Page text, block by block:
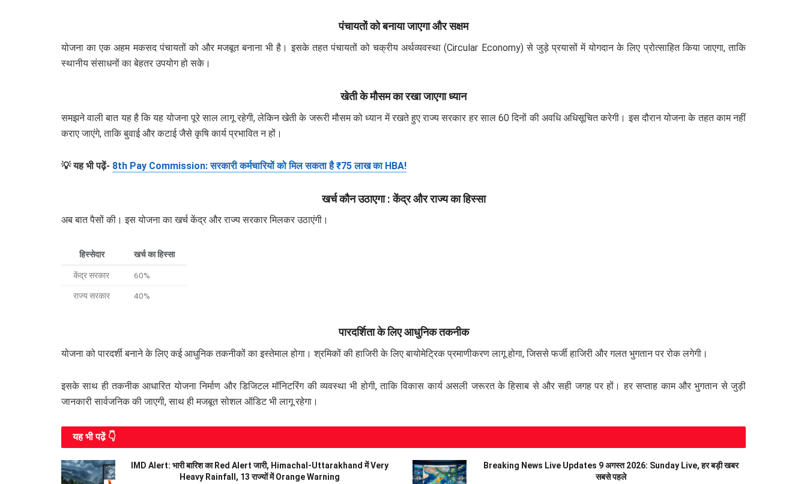
पंचायतों को बनाया जाएगा और सक्षम
योजना का एक अहम मकसद पंचायतों को और मजबूत बनाना भी है। इसके तहत पंचायतों को चक्रीय अर्थव्यवस्था (Circular Economy) से जुड़े प्रयासों में योगदान के लिए प्रोत्साहित किया जाएगा, ताकि
स्थानीय संसाधनों का बेहतर उपयोग हो सके।
खेती के मौसम का रखा जाएगा ध्यान
समझने वाली बात यह है कि यह योजना पूरे साल लागू रहेगी, लेकिन खेती के जरूरी मौसम को ध्यान में रखते हुए राज्य सरकार हर साल 60 दिनों की अवधि अधिसूचित करेगी। इस दौरान योजना के तहत काम नहीं
कराए जाएंगे, ताकि बुवाई और कटाई जैसे कृषि कार्य प्रभावित न हों।
💡 यह भी पढ़ें- 8th Pay Commission: सरकारी कर्मचारियों को मिल सकता है ₹75 लाख का HBA!
खर्च कौन उठाएगा : केंद्र और राज्य का हिस्सा
अब बात पैसों की। इस योजना का खर्च केंद्र और राज्य सरकार मिलकर उठाएंगी।
हिस्सेदार खर्च का हिस्सा
केंद्र सरकार 60%
राज्य सरकार 40%
पारदर्शिता के लिए आधुनिक तकनीक
योजना को पारदर्शी बनाने के लिए कई आधुनिक तकनीकों का इस्तेमाल होगा। श्रमिकों की हाजिरी के लिए बायोमेट्रिक प्रमाणीकरण लागू होगा, जिससे फर्जी हाजिरी और गलत भुगतान पर रोक लगेगी।
इसके साथ ही तकनीक आधारित योजना निर्माण और डिजिटल मॉनिटरिंग की व्यवस्था भी होगी, ताकि विकास कार्य असली जरूरत के हिसाब से और सही जगह पर हों। हर सप्ताह काम और भुगतान से जुड़ी
जानकारी सार्वजनिक की जाएगी, साथ ही मजबूत सोशल ऑडिट भी लागू रहेगा।
यह भी पढे़ं 👇
IMD Alert: भारी बारिश का Red Alert जारी, Himachal-Uttarakhand में Very
Heavy Rainfall, 13 राज्यों में Orange Warning
Breaking News Live Updates 9 अगस्त 2026: Sunday Live, हर बड़ी खबर
सबसे पहले